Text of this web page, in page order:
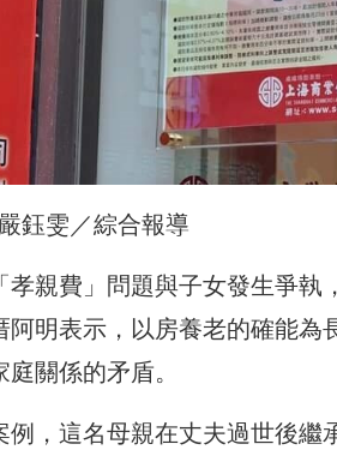
鈺雯／綜合報導
孝親費」問題與子女發生爭
阿明表示，以房養老的確能
關係的矛盾。
例，這名母親在丈夫過世後